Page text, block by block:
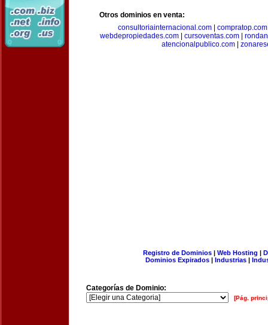
Otros dominios en venta:
consultoriainternacional.com
compratop.com
webdepropiedades.com| cursoventas.com|
atencionalpublico.com
Registro de Dominios| Web Hosting |
Dominios Expirados | Industrias |
Categorías de Dominio:
[Pág.